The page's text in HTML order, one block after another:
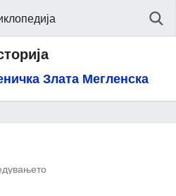
Злата Мегленска